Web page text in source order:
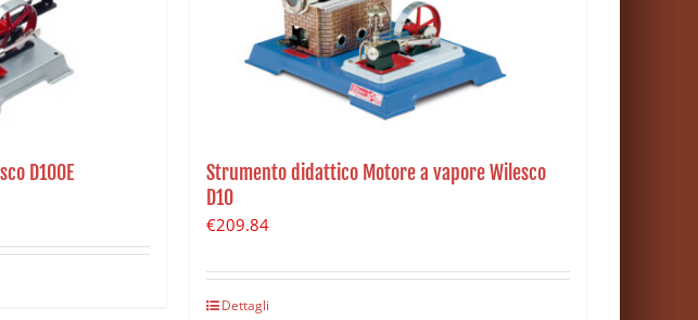
D100E
Strumento didattico Motore a vapore Wilesco
D10
€209.84
Dettagli